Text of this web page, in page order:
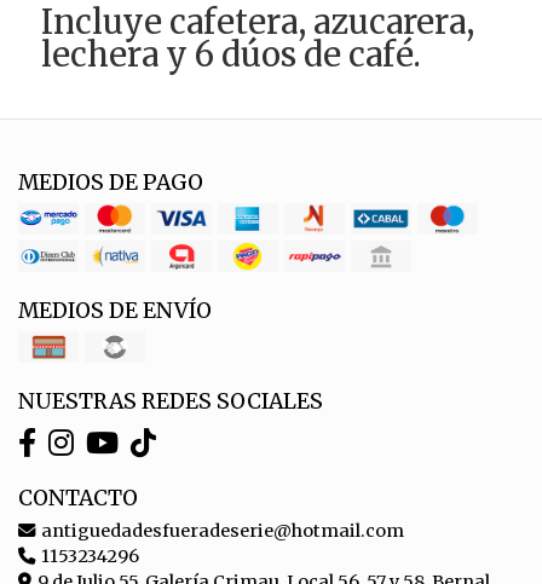
Incluye cafetera, azucarera,
lechera y 6 dúos de café.
MEDIOS DE PAGO
MEDIOS DE ENVÍO
NUESTRAS REDES SOCIALES
CONTACTO
antiguedadesfueradeserie@hotmail.com
1153234296